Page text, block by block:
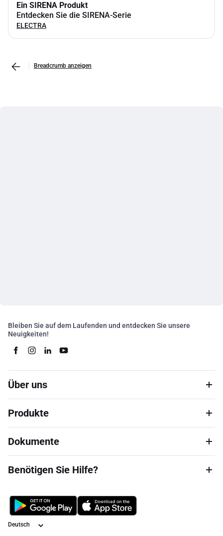
Ein SIRENA Produkt
Entdecken Sie die SIRENA-Serie
ELECTRA
Breadcrumb anzeigen
Bleiben Sie auf dem Laufenden und entdecken Sie unsere
Neuigkeiten!
Über uns
Produkte
Dokumente
Benötigen Sie Hilfe?
Sprache